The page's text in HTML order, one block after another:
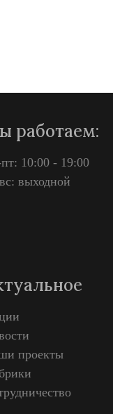
работаем:
10:00 - 19:00
выходной
проекты